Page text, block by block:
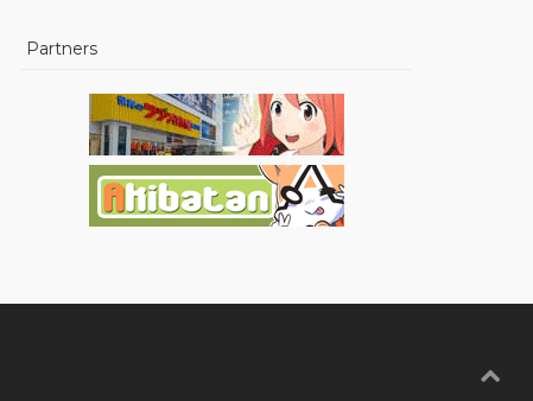
Partners